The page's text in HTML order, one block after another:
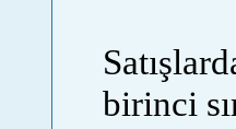
birinci